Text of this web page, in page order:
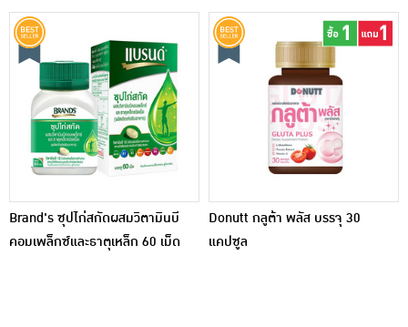
Brand's ซุปไก่สกัดผสมวิตามินบี
คอมเพล็กซ์และธาตุเหล็ก 60 เม็ด
Donutt กลูต้า พลัส บรรจุ 30
แคปซูล